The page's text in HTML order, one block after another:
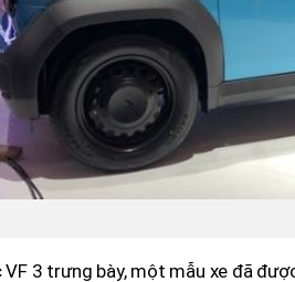
VF 3 trưng bày, một mẫu xe đã